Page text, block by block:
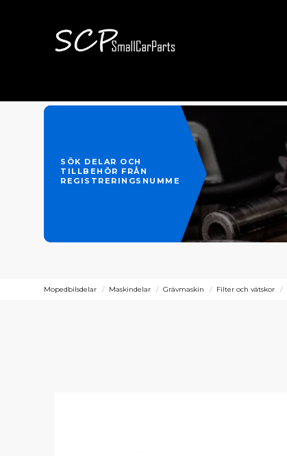
SÖK DELAR OCH
TILLBEHÖR FRÅN
REGISTRERINGSNUMMER
Mopedbilsdelar Maskindelar Grävmaskin Filter och vätskor